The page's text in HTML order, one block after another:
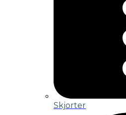
Skjorter